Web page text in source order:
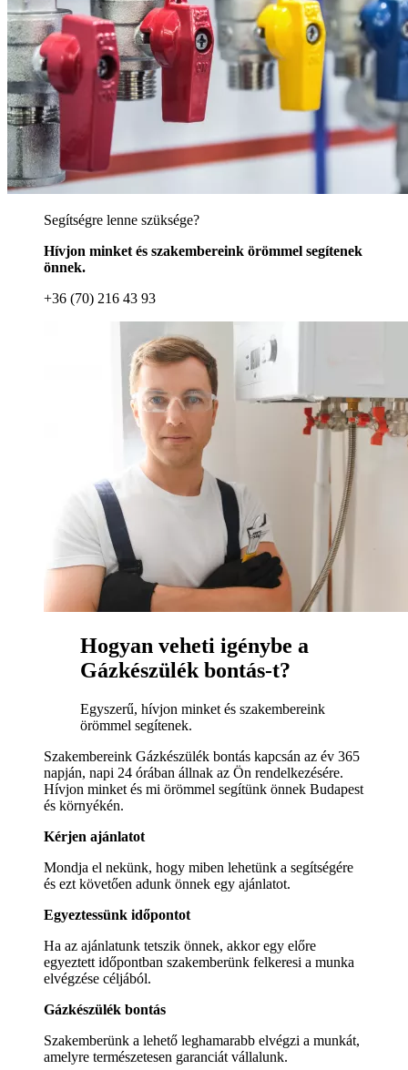
Segítségre lenne szüksége?
Hívjon minket és szakembereink örömmel segítenek
önnek.
+36 (70) 216 43 93
Hogyan veheti igénybe a
Gázkészülék bontás-t?
Egyszerű, hívjon minket és szakembereink
örömmel segítenek.
Szakembereink Gázkészülék bontás kapcsán az év 365
napján, napi 24 órában állnak az Ön rendelkezésére.
Hívjon minket és mi örömmel segítünk önnek Budapest
és környékén.
Kérjen ajánlatot
Mondja el nekünk, hogy miben lehetünk a segítségére
és ezt követően adunk önnek egy ajánlatot.
Egyeztessünk időpontot
Ha az ajánlatunk tetszik önnek, akkor egy előre
egyeztett időpontban szakemberünk felkeresi a munka
elvégzése céljából.
Gázkészülék bontás
Szakemberünk a lehető leghamarabb elvégzi a munkát,
amelyre természetesen garanciát vállalunk.